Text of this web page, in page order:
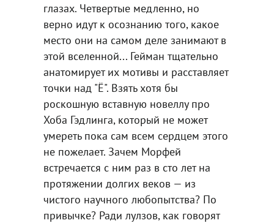
глазах. Четвертые медленно, но
верно идут к осознанию того, какое
место они на самом деле занимают в
этой вселенной... Гейман тщательно
анатомирует их мотивы и расставляет
точки над "Ё". Взять хотя бы
роскошную вставную новеллу про
Хоба Гэдлинга, который не может
умереть пока сам всем сердцем этого
не пожелает. Зачем Морфей
встречается с ним раз в сто лет на
протяжении долгих веков — из
чистого научного любопытства? По
привычке? Ради лулзов, как говорят